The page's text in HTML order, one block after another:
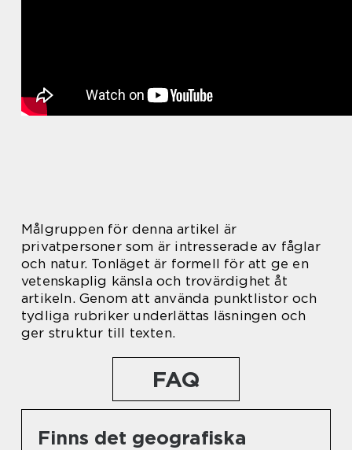
Målgruppen för denna artikel är
privatpersoner som är intresserade av fåglar
och natur. Tonläget är formell för att ge en
vetenskaplig känsla och trovärdighet åt
artikeln. Genom att använda punktlistor och
tydliga rubriker underlättas läsningen och
ger struktur till texten.
FAQ
Finns det geografiska